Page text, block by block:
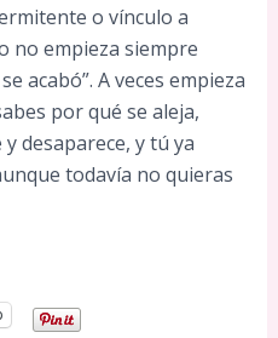
o vínculo a
no empieza siempre
acabó”. A veces empieza
por qué se aleja,
desaparece, y tú ya
todavía no quieras